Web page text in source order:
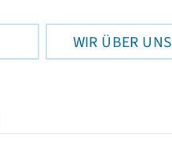
WIR ÜBER UNS